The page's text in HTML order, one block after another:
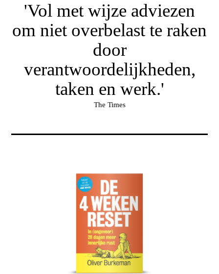
'Vol met wijze adviezen
om niet overbelast te raken
door
verantwoordelijkheden,
taken en werk.'
The Times